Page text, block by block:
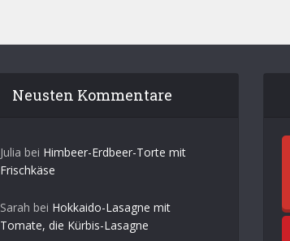
Neusten Kommentare
Julia bei Himbeer-Erdbeer-Torte mit
Frischkäse
Sarah bei Hokkaido-Lasagne mit
Tomate, die Kürbis-Lasagne